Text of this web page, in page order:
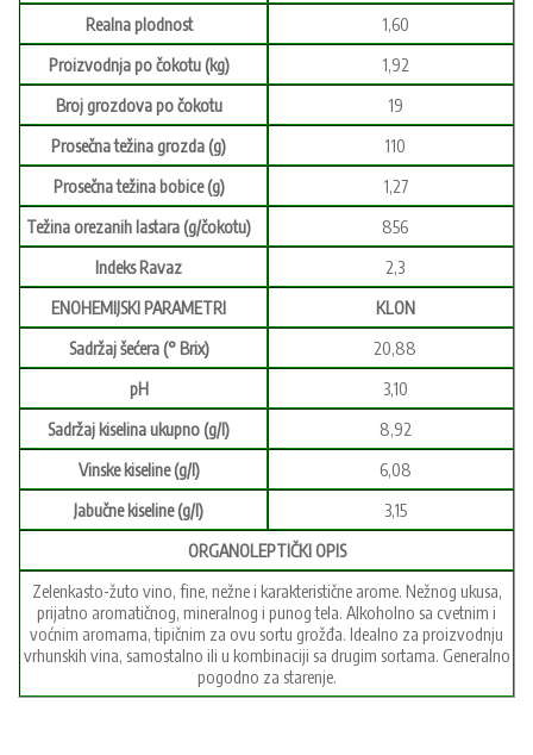
Realna plodnost
1,60
Proizvodnja po čokotu (kg)
1,92
Broj grozdova po čokotu
19
Prosečna težina grozda (g)
110
Prosečna težina bobice (g)
1,27
Težina orezanih lastara (g/čokotu)
856
Indeks Ravaz
2,3
ENOHEMIJSKI PARAMETRI
KLON
Sadržaj šećera (° Brix)
20,88
pH
3,10
Sadržaj kiselina ukupno (g/l)
8,92
Vinske kiseline (g/l)
6,08
Jabučne kiseline (g/l)
3,15
ORGANOLEPTIČKI OPIS
Zelenkasto-žuto vino, fine, nežne i karakteristične arome. Nežnog ukusa,
prijatno aromatičnog, mineralnog i punog tela. Alkoholno sa cvetnim i
voćnim aromama, tipičnim za ovu sortu grožđa. Idealno za proizvodnju
vrhunskih vina, samostalno ili u kombinaciji sa drugim sortama. Generalno
pogodno za starenje.